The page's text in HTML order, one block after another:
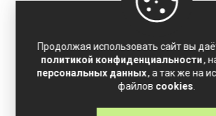
Карта сайта
Политика
Соглашение на обработку
Продолжая использовать сайт вы
политикой конфиденциальности,
персональных данных, а так же на
файлов cookies